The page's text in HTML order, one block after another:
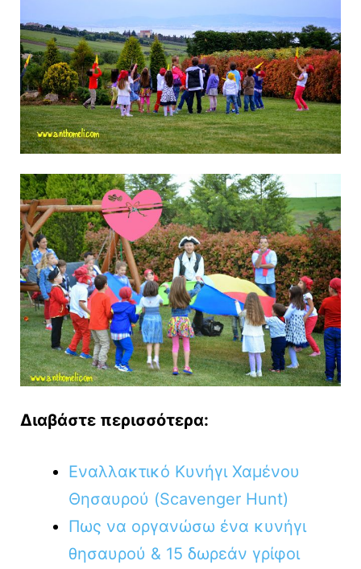
Διαβάστε περισσότερα:
Εναλλακτικό Κυνήγι Χαμένου
Θησαυρού (Scavenger Hunt)
Πως να οργανώσω ένα κυνήγι
θησαυρού & 15 δωρεάν γρίφοι